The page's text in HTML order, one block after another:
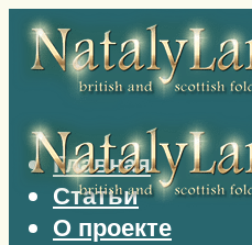
Главная
Статьи
О проекте